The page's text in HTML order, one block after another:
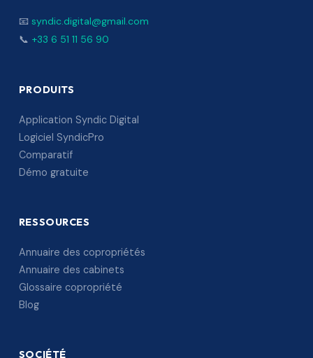
📧 syndic.digital@gmail.com
📞 +33 6 51 11 56 90
PRODUITS
Application Syndic Digital
Logiciel SyndicPro
Comparatif
Démo gratuite
RESSOURCES
Annuaire des copropriétés
Annuaire des cabinets
Glossaire copropriété
Blog
SOCIÉTÉ